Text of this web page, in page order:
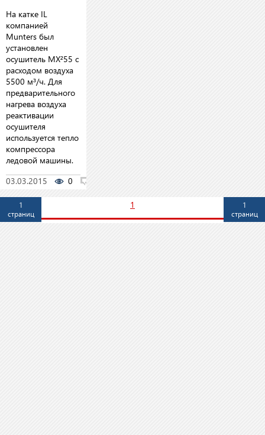
На катке IL
компанией
Munters был
установлен
осушитель MX²55 с
расходом воздуха
5500 м³/ч. Для
предварительного
нагрева воздуха
реактивации
осушителя
используется тепло
компрессора
ледовой машины.
03.03.2015
0
1
страниц
1
страниц
1